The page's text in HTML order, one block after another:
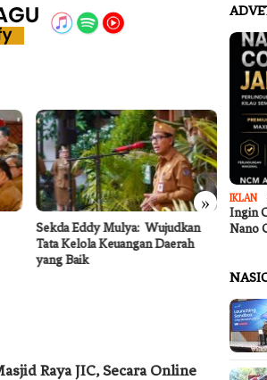
»
Sekda Eddy Mulya: Wujudkan
Tata Kelola Keuangan Daerah
yang Baik
Dinas
Raya JIC, Secara Online
IKLAN
Ingin
Nano